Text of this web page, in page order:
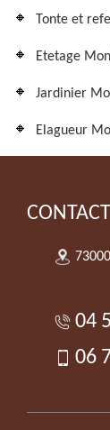
Tonte et
Etetage
Jardinier
Elagueur
CONTACT
04
06